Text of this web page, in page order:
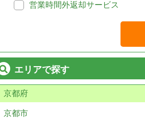
営業時間外返却サービス
エリアで探す
京都府
京都市